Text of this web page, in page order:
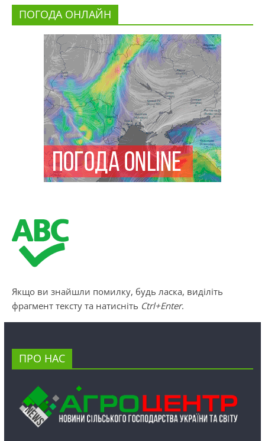
ПОГОДА ОНЛАЙН
Якщо ви знайшли помилку, будь ласка, виділіть
фрагмент тексту та натисніть Ctrl+Enter.
ПРО НАС